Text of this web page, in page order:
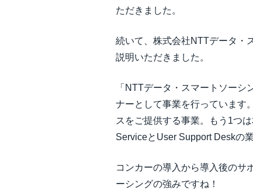
ただきました。
続いて、株式会社NTTデータ・
説明いただきました。
「NTTデータ・スマートソー
ナーとして事業を行っています
スをご提供する事業。もう1つ
ServiceとUser Support Deskの
コンカーの導入から導入後のサ
ーシングの強みですね！